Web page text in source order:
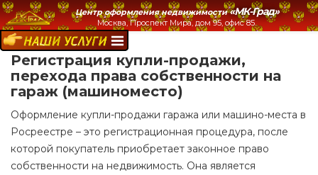
Центр оформления недвижимости «МК-Град»
Москва, Проспект Мира, дом 95, офис 85.
НАШИ УСЛУГИ:
Регистрация купли-продажи,
перехода права собственности на
гараж (машиноместо)
Оформление купли-продажи гаража или машино-места в
Росреестре – это регистрационная процедура, после
которой покупатель приобретает законное право
собственности на недвижимость. Она является